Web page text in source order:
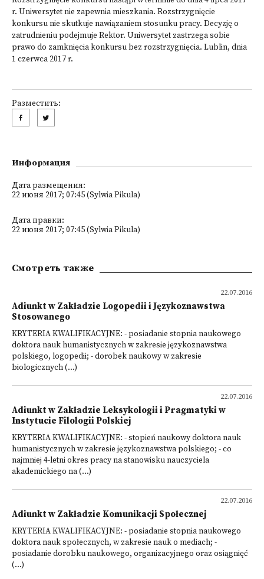
r. Uniwersytet nie zapewnia mieszkania. Rozstrzygnięcie
konkursu nie skutkuje nawiązaniem stosunku pracy. Decyzję o
zatrudnieniu podejmuje Rektor. Uniwersytet zastrzega sobie
prawo do zamknięcia konkursu bez rozstrzygnięcia. Lublin, dnia
1 czerwca 2017 r.
Разместить:
Информация
Дата размещения:
22 июня 2017; 07:45 (Sylwia Pikula)
Дата правки:
22 июня 2017; 07:45 (Sylwia Pikula)
Смотреть также
22.07.2016
Adiunkt w Zakładzie Logopedii i Językoznawstwa
Stosowanego
KRYTERIA KWALIFIKACYJNE: - posiadanie stopnia naukowego
doktora nauk humanistycznych w zakresie językoznawstwa
polskiego, logopedii; - dorobek naukowy w zakresie
biologicznych (...)
22.07.2016
Adiunkt w Zakładzie Leksykologii i Pragmatyki w
Instytucie Filologii Polskiej
KRYTERIA KWALIFIKACYJNE: - stopień naukowy doktora nauk
humanistycznych w zakresie językoznawstwa polskiego; - co
najmniej 4-letni okres pracy na stanowisku nauczyciela
akademickiego na (...)
22.07.2016
Adiunkt w Zakładzie Komunikacji Społecznej
KRYTERIA KWALIFIKACYJNE: - posiadanie stopnia naukowego
doktora nauk społecznych, w zakresie nauk o mediach; -
posiadanie dorobku naukowego, organizacyjnego oraz osiągnięć
(...)